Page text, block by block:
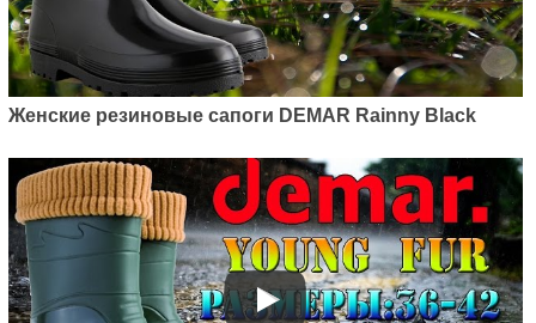
Женские резиновые сапоги DEMAR Rainny Black